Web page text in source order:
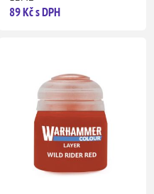
89 Kč s DPH